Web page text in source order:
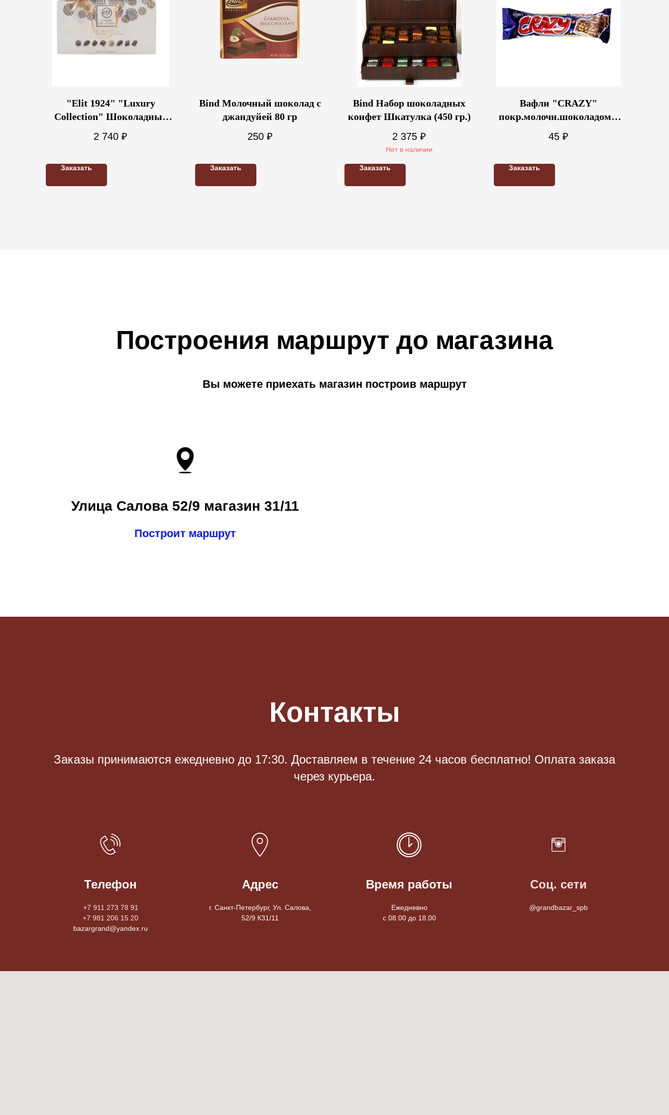
"Elit 1924" "Luxury
Collection" Шоколадные
сумочкой 507г
2 740 ₽
Заказать
Bind Молочный шоколад с
джандуйей 80 гр
250 ₽
Заказать
Bind Набор шоколадных
конфет Шкатулка (450 гр.)
2 375 ₽
Нет в наличии
Заказать
Вафли "CRAZY"
покр.молочн.шоколадом с
воздушным рисом 30гр
45 ₽
Заказать
Построения маршрут до магазина
Вы можете приехать магазин построив маршрут
Улица Салова 52/9 магазин 31/11
Построит маршрут
Контакты
Заказы принимаются eжедневно до 17:30. Доставляем в течение 24 часов бесплатно! Оплата заказа
через курьера.
Телефон
+7 911 273 78 91
+7 981 206 15 20
bazargrand@yandex.ru
Адрес
г. Санкт-Петербург, Ул. Салова,
52/9 К31/11
Время работы
Ежедневно
с 08.00 до 18.00
Соц. сети
@grandbazar_spb